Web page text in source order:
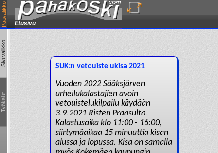
Etusivu
Päävalikko
Työkalut
Sivuvalikko